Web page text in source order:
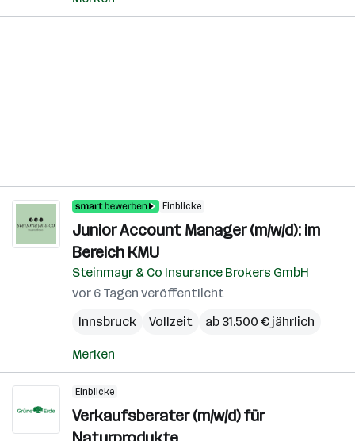
Einblicke
Junior Account Manager (m/w/d): im
Bereich KMU
Steinmayr & Co Insurance Brokers GmbH
vor 6 Tagen veröffentlicht
Innsbruck
Vollzeit ab 31.500 € jährlich
Merken
Einblicke
Verkaufsberater (m/w/d) für